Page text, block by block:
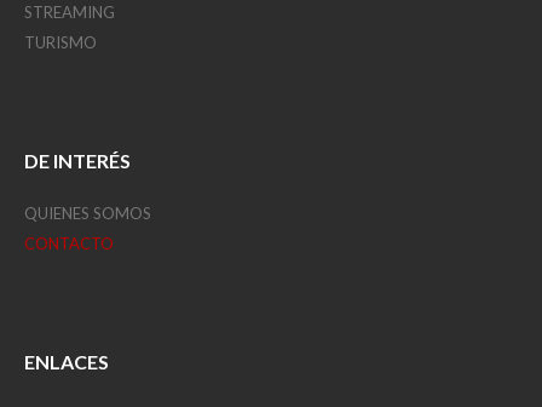
STREAMING
TURISMO
DE INTERÉS
QUIENES SOMOS
CONTACTO
ENLACES